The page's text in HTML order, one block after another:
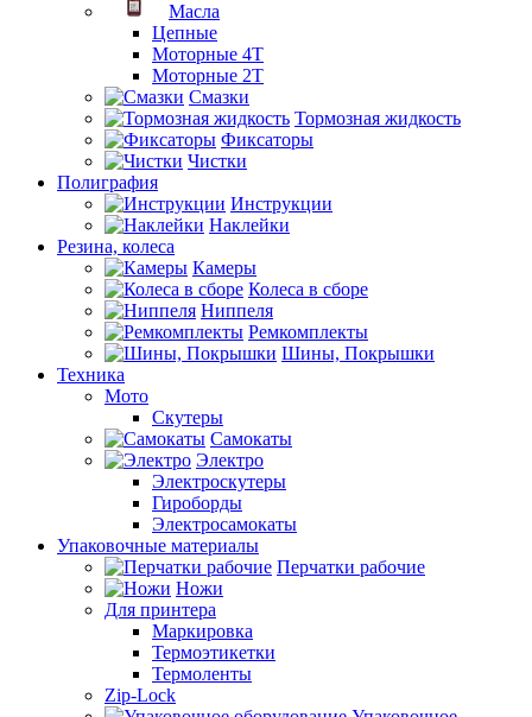
Масла
Цепные
Моторные 4Т
Моторные 2Т
Смазки
Тормозная жидкость
Фиксаторы
Чистки
Полиграфия
Инструкции
Наклейки
Резина, колеса
Камеры
Колеса в сборе
Ниппеля
Ремкомплекты
Шины, Покрышки
Техника
Мото
Скутеры
Самокаты
Электро
Электроскутеры
Гироборды
Электросамокаты
Упаковочные материалы
Перчатки рабочие
Ножи
Для принтера
Маркировка
Термоэтикетки
Термоленты
Zip-Lock